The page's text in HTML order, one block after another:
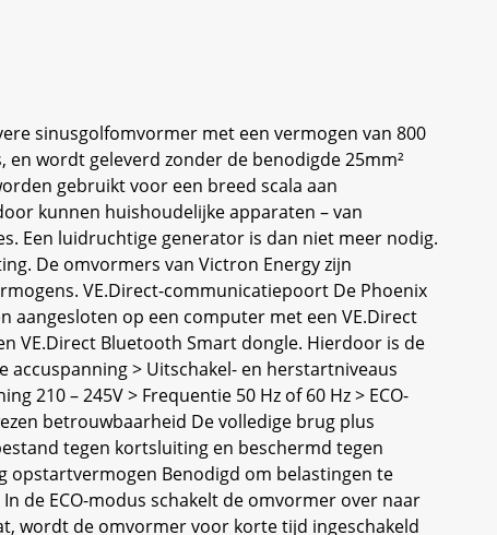
sinusgolfomvormer met een vermogen van 800
en wordt geleverd zonder de benodigde 25mm²
gebruikt voor een breed scala aan
kunnen huishoudelijke apparaten – van
Een luidruchtige generator is dan niet meer nodig.
De omvormers van Victron Energy zijn
VE.Direct-communicatiepoort De Phoenix
aangesloten op een computer met een VE.Direct
VE.Direct Bluetooth Smart dongle. Hierdoor is de
> Uitschakel- en herstartniveaus
210 – 245V > Frequentie 50 Hz of 60 Hz > ECO-
betrouwbaarheid De volledige brug plus
tegen kortsluiting en beschermd tegen
Benodigd om belastingen te
de ECO-modus schakelt de omvormer over naar
wordt de omvormer voor korte tijd ingeschakeld